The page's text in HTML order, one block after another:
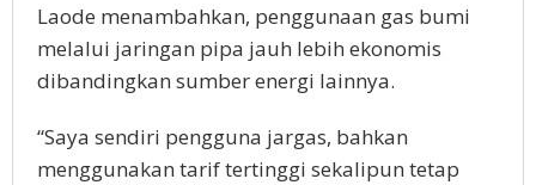
Laode menambahkan, penggunaan gas bumi
melalui jaringan pipa jauh lebih ekonomis
dibandingkan sumber energi lainnya.
“Saya sendiri pengguna jargas, bahkan
menggunakan tarif tertinggi sekalipun tetap